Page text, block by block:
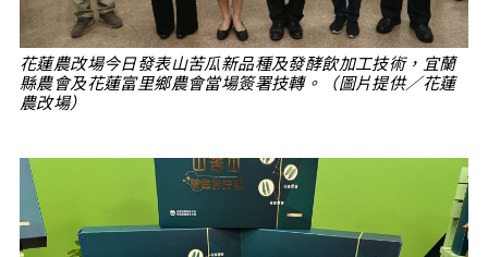
花蓮農改場今日發表山苦瓜新品種及發酵飲加工技術，宜蘭
縣農會及花蓮富里鄉農會當場簽署技轉。（圖片提供／花蓮
農改場）